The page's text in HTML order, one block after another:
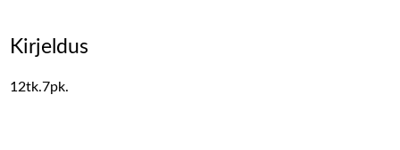
Kirjeldus
12tk.7pk.